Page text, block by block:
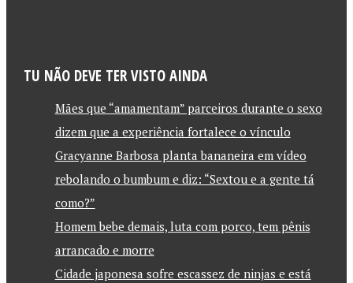
TU NÃO DEVE TER VISTO AINDA
Mães que “amamentam” parceiros durante o sexo
dizem que a experiência fortalece o vínculo
Gracyanne Barbosa planta bananeira em vídeo
rebolando o bumbum e diz: “Sextou e a gente tá
como?”
Homem bebe demais, luta com porco, tem pênis
arrancado e morre
Cidade japonesa sofre escassez de ninjas e está